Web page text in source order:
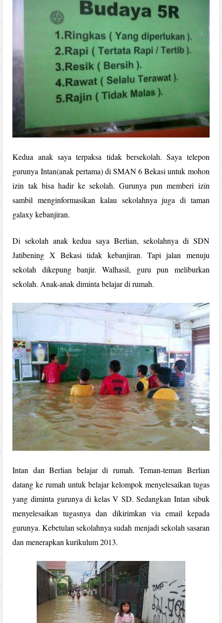
Kedua anak saya terpaksa tidak bersekolah. Saya telepon
gurunya Intan(anak pertama) di SMAN 6 Bekasi untuk mohon
izin tak bisa hadir ke sekolah. Gurunya pun memberi izin
sambil menginformasikan kalau sekolahnya juga di taman
galaxy kebanjiran.
Di sekolah anak kedua saya Berlian, sekolahnya di SDN
Jatibening X Bekasi tidak kebanjiran. Tapi jalan menuju
sekolah dikepung banjir. Walhasil, guru pun meliburkan
sekolah. Anak-anak diminta belajar di rumah.
Intan dan Berlian belajar di rumah. Teman-teman Berlian
datang ke rumah untuk belajar kelompok menyelesaikan tugas
yang diminta gurunya di kelas V SD. Sedangkan Intan sibuk
menyelesaikan tugasnya dan dikirimkan via email kepada
gurunya. Kebetulan sekolahnya sudah menjadi sekolah sasaran
dan menerapkan kurikulum 2013.